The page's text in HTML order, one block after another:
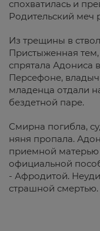
спохватилась и
Родительский меч
Из трещины в
Пристыженная
спрятала Адониса
Персефоне,
младенца отдали
бездетной паре.
Смирна погибла,
няня пропала.
приемной
официальной
- Афродитой.
страшной смертью.